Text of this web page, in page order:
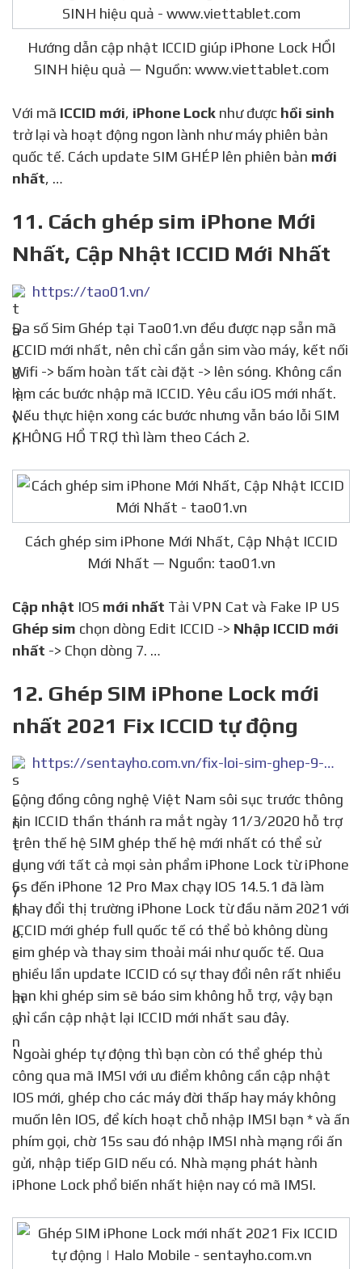
Hướng dẫn cập nhật ICCID giúp iPhone Lock HỒI
SINH hiệu quả — Nguồn: www.viettablet.com
Với mã ICCID mới, iPhone Lock như được hồi sinh
trở lại và hoạt động ngon lành như máy phiên bản
quốc tế. Cách update SIM GHÉP lên phiên bản mới
nhất, …
11. Cách ghép sim iPhone Mới
Nhất, Cập Nhật ICCID Mới Nhất
https://tao01.vn/
Đa số Sim Ghép tại Tao01.vn đều được nạp sẵn mã
ICCID mới nhất, nên chỉ cần gắn sim vào máy, kết nối
Wifi -> bấm hoàn tất cài đặt -> lên sóng. Không cần
làm các bước nhập mã ICCID. Yêu cầu iOS mới nhất.
Nếu thực hiện xong các bước nhưng vẫn báo lỗi SIM
KHÔNG HỔ TRỢ thì làm theo Cách 2.
Cách ghép sim iPhone Mới Nhất, Cập Nhật ICCID
Mới Nhất — Nguồn: tao01.vn
Cập nhật IOS mới nhất Tải VPN Cat và Fake IP US
Ghép sim chọn dòng Edit ICCID -> Nhập ICCID mới
nhất -> Chọn dòng 7. …
12. Ghép SIM iPhone Lock mới
nhất 2021 Fix ICCID tự động
https://sentayho.com.vn/fix-loi-sim-ghep-9-2-1.html
Cộng đồng công nghệ Việt Nam sôi sục trước thông
tin ICCID thần thánh ra mắt ngày 11/3/2020 hỗ trợ
trên thế hệ SIM ghép thế hệ mới nhất có thể sử
dụng với tất cả mọi sản phẩm iPhone Lock từ iPhone
6s đến iPhone 12 Pro Max chạy IOS 14.5.1 đã làm
thay đổi thị trường iPhone Lock từ đầu năm 2021 với
ICCID mới ghép full quốc tế có thể bỏ không dùng
sim ghép và thay sim thoải mái như quốc tế. Qua
nhiều lần update ICCID có sự thay đổi nên rất nhiều
bạn khi ghép sim sẽ báo sim không hỗ trợ, vậy bạn
chỉ cần cập nhật lại ICCID mới nhất sau đây.
Ngoài ghép tự động thì bạn còn có thể ghép thủ
công qua mã IMSI với ưu điểm không cần cập nhật
IOS mới, ghép cho các máy đời thấp hay máy không
muốn lên IOS, để kích hoạt chỗ nhập IMSI bạn * và ấn
phím gọi, chờ 15s sau đó nhập IMSI nhà mạng rồi ấn
gửi, nhập tiếp GID nếu có. Nhà mạng phát hành
iPhone Lock phổ biến nhất hiện nay có mã IMSI.